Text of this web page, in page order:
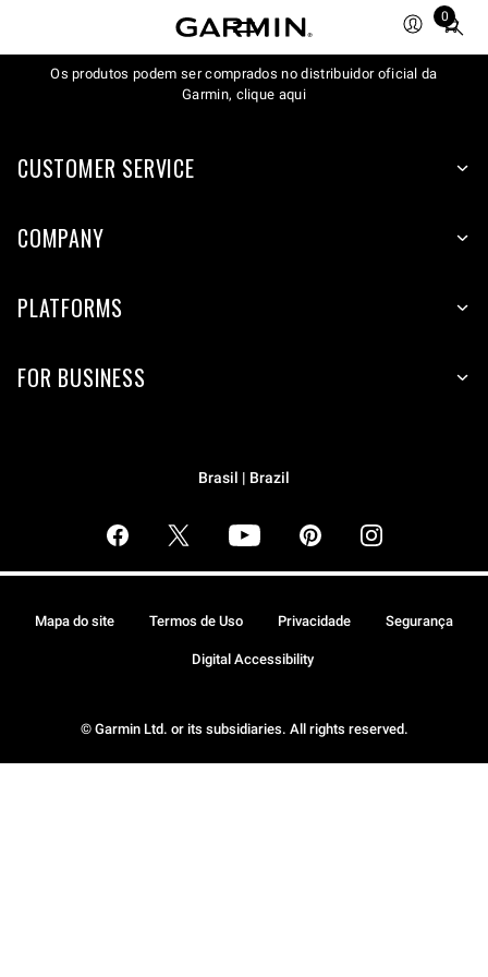
0
Total
items
in
Os produtos podem ser comprados no distribuidor oficial da
Garmin, clique aqui
CUSTOMER SERVICE
COMPANY
PLATFORMS
FOR BUSINESS
Brasil | Brazil
© Garmin Ltd. or its subsidiaries. All rights reserved.
Mapa do site Termos de Uso Privacidade Segurança
Digital Accessibility